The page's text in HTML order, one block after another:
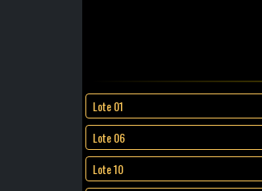
Lote 01
Lote 06
Lote 10